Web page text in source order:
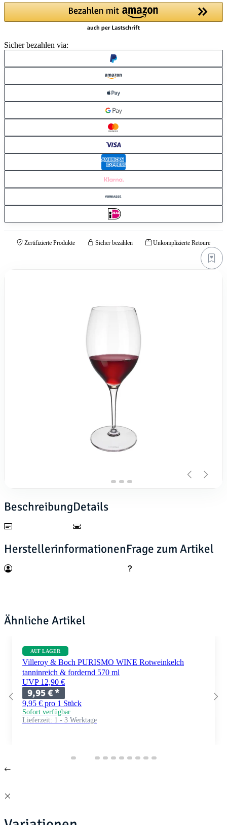
Sicher bezahlen via:
Zertifizierte Produkte Sicher bezahlen Unkomplizierte Retoure
BeschreibungDetails
HerstellerinformationenFrage zum Artikel
Ähnliche Artikel
AUF LAGER
Villeroy & Boch PURISMO WINE Rotweinkelch
tanninreich & fordernd 570 ml
UVP 12,90 €
9,95 €*
9,95 € pro 1 Stück
Sofort verfügbar
Lieferzeit: 1 - 3 Werktage